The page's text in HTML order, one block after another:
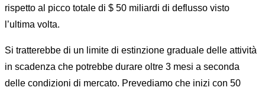
rispetto al picco totale di $ 50 miliardi di deflusso visto
l’ultima volta.
Si tratterebbe di un limite di estinzione graduale delle attività
in scadenza che potrebbe durare oltre 3 mesi a seconda
delle condizioni di mercato. Prevediamo che inizi con 50